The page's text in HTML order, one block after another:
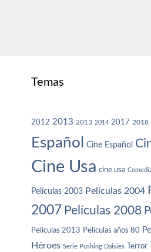
Temas
2012 2013 2013 2014 2017 2018
Español Cine Español
Cine Usa cine usa
Películas 2003 Películas 2004
2007 Películas 2008
Películas 2013 Películas años 80
Héroes Serie Pushing Daisies Terror